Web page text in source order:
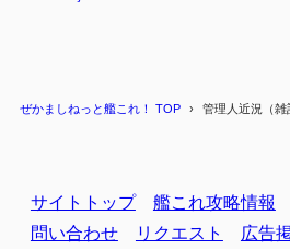
ぜかましねっと艦これ！ TOP 管理人近況（雑
サイトトップ 艦これ攻略情報
問い合わせ
リクエスト 広告